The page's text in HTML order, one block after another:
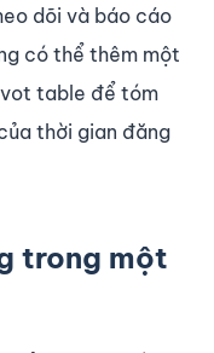
dõi và báo cáo
có thể thêm một
table để tóm
thời gian đăng
trong một